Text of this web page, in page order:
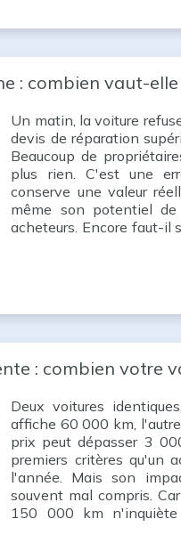
: combien vaut-
Un matin, la voiture
devis de réparation
Beaucoup de
plus rien. C'est une
conserve une valeur
même son potentiel
acheteurs. Encore faut-il
: combien votre
Deux voitures
affiche 60 000 km,
prix peut dépasser 3
premiers critères qu'un
l'année. Mais son
souvent mal compris.
150 000 km n'inquiète